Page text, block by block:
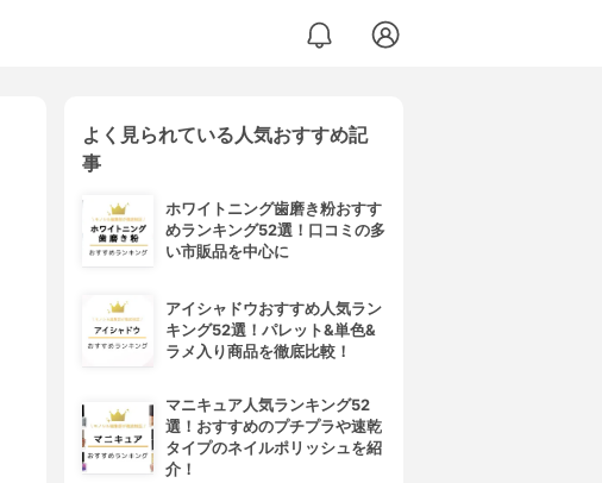
よく見られている人気おすすめ記
事
ホワイトニング歯磨き粉おすす
めランキング52選！口コミの多
い市販品を中心に
アイシャドウおすすめ人気ラン
キング52選！パレット&単色&
ラメ入り商品を徹底比較！
マニキュア人気ランキング52
選！おすすめのプチプラや速乾
タイプのネイルポリッシュを紹
介！